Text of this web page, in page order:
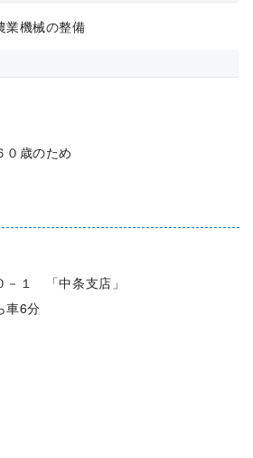
機械の整備
０歳のため
－１ 「中条支店」
車6分